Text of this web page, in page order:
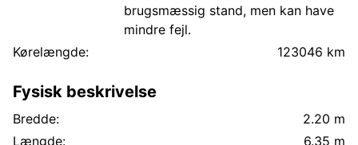
brugsmæssig stand, men kan have
mindre fejl.
Kørelængde:
123046 km
Fysisk beskrivelse
Bredde:
2.20 m
Længde:
6.35 m